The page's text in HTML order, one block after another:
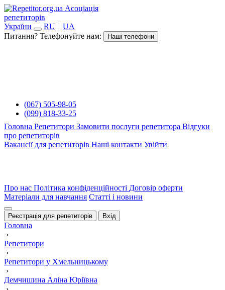
Асоціація
репетиторів
України
RU | UA
Питання? Телефонуйте нам:
Наші телефони
(067) 505-98-05
(099) 818-33-25
Головна Репетитори Замовити послуги репетитора Відгуки
про репетиторів
Вакансії для репетиторів Наші контакти Увійти
Про нас Політика конфіденційності Договір оферти
Матеріали для навчання Статті і новини
Реєстрація для репетиторів Вхід
Головна
›
Репетитори
›
Репетитори у Хмельницькому
›
Демчишина Аліна Юріївна